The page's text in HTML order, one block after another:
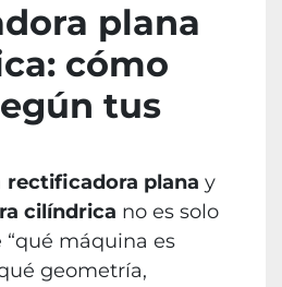
plana
cómo
tus
rectificadora plana y
cilíndrica no es solo
máquina es
geometría,